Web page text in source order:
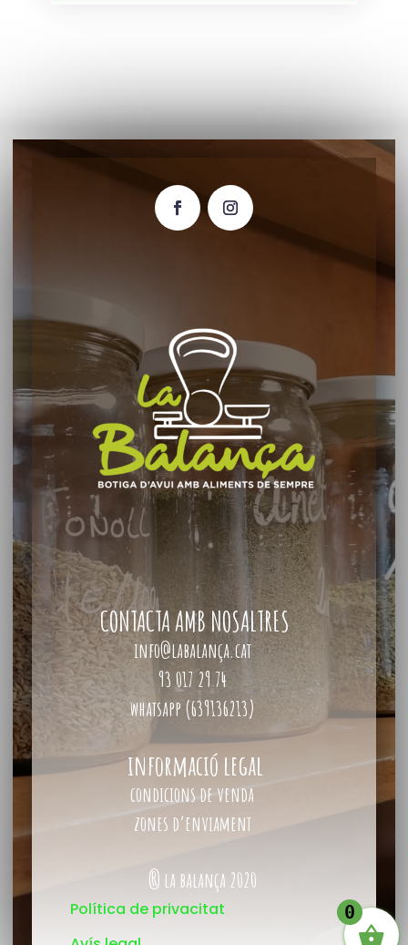
CONTACTA AMB NOSALTRES
info@labalança.cat
93 017 29 74
whatsapp (639136213)
informació legal
condicions de venda
zones d’enviament
® la balança 2020
Política de privacitat
0